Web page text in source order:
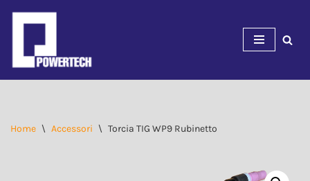
contenuto
Home \ Accessori \ Torcia TIG WP9 Rubinetto